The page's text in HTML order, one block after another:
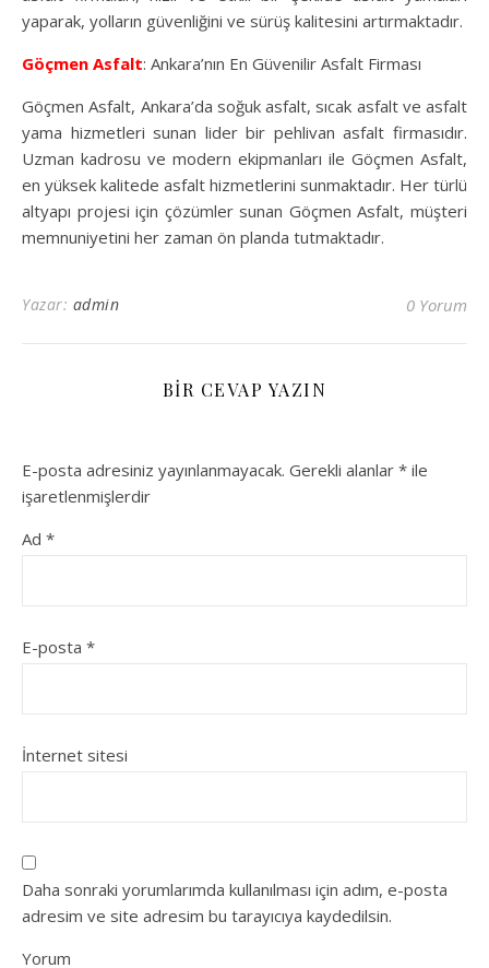
yaparak, yolların güvenliğini ve sürüş kalitesini artırmaktadır.
Göçmen Asfalt: Ankara’nın En Güvenilir Asfalt Firması
Göçmen Asfalt, Ankara’da soğuk asfalt, sıcak asfalt ve asfalt
yama hizmetleri sunan lider bir pehlivan asfalt firmasıdır.
Uzman kadrosu ve modern ekipmanları ile Göçmen Asfalt,
en yüksek kalitede asfalt hizmetlerini sunmaktadır. Her türlü
altyapı projesi için çözümler sunan Göçmen Asfalt, müşteri
memnuniyetini her zaman ön planda tutmaktadır.
Yazar: admin 0 Yorum
BIR CEVAP YAZIN
E-posta adresiniz yayınlanmayacak. Gerekli alanlar * ile
işaretlenmişlerdir
Ad *
E-posta *
İnternet sitesi
Daha sonraki yorumlarımda kullanılması için adım, e-posta
adresim ve site adresim bu tarayıcıya kaydedilsin.
Yorum